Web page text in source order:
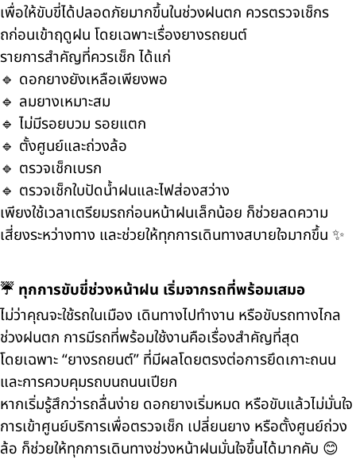
เพื่อให้ขับขี่ได้ปลอดภัยมากขึ้นในช่วงฝนตก ควรตรวจเช็กร
ถก่อนเข้าฤดูฝน โดยเฉพาะเรื่องยางรถยนต์
รายการสำคัญที่ควรเช็ก ได้แก่
🔹 ดอกยางยังเหลือเพียงพอ
🔹 ลมยางเหมาะสม
🔹 ไม่มีรอยบวม รอยแตก
🔹 ตั้งศูนย์และถ่วงล้อ
🔹 ตรวจเช็กเบรก
🔹 ตรวจเช็กใบปัดน้ำฝนและไฟส่องสว่าง
เพียงใช้เวลาเตรียมรถก่อนหน้าฝนเล็กน้อย ก็ช่วยลดความ
เสี่ยงระหว่างทาง และช่วยให้ทุกการเดินทางสบายใจมากขึ้น ✨
☔ ทุกการขับขี่ช่วงหน้าฝน เริ่มจากรถที่พร้อมเสมอ
ไม่ว่าคุณจะใช้รถในเมือง เดินทางไปทำงาน หรือขับรถทางไกล
ช่วงฝนตก การมีรถที่พร้อมใช้งานคือเรื่องสำคัญที่สุด
โดยเฉพาะ “ยางรถยนต์” ที่มีผลโดยตรงต่อการยึดเกาะถนน
และการควบคุมรถบนถนนเปียก
หากเริ่มรู้สึกว่ารถลื่นง่าย ดอกยางเริ่มหมด หรือขับแล้วไม่มั่นใจ
การเข้าศูนย์บริการเพื่อตรวจเช็ก เปลี่ยนยาง หรือตั้งศูนย์ถ่วง
ล้อ ก็ช่วยให้ทุกการเดินทางช่วงหน้าฝนมั่นใจขึ้นได้มากคับ 😊